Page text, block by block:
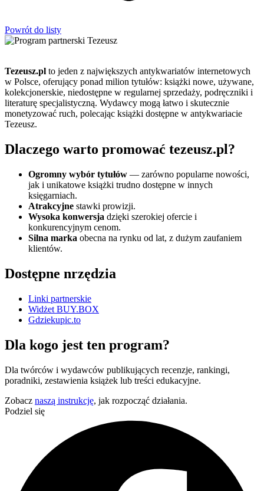
Powrót do listy
Tezeusz.pl to jeden z największych antykwariatów internetowych
w Polsce, oferujący ponad milion tytułów: książki nowe, używane,
kolekcjonerskie, niedostępne w regularnej sprzedaży, podręczniki i
literaturę specjalistyczną. Wydawcy mogą łatwo i skutecznie
monetyzować ruch, polecając książki dostępne w antykwariacie
Tezeusz.
Dlaczego warto promować tezeusz.pl?
Ogromny wybór tytułów — zarówno popularne nowości,
jak i unikatowe książki trudno dostępne w innych
księgarniach.
Atrakcyjne stawki prowizji.
Wysoka konwersja dzięki szerokiej ofercie i
konkurencyjnym cenom.
Silna marka obecna na rynku od lat, z dużym zaufaniem
klientów.
Dostępne nrzędzia
Linki partnerskie
Widżet BUY.BOX
Gdziekupic.to
Dla kogo jest ten program?
Dla twórców i wydawców publikujących recenzje, rankingi,
poradniki, zestawienia książek lub treści edukacyjne.
Zobacz naszą instrukcję, jak rozpocząć działania.
Podziel się